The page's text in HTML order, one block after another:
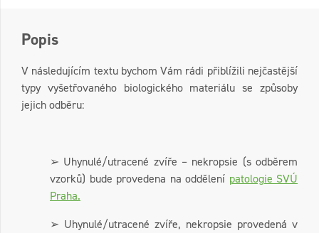
Popis
V následujícím textu bychom Vám rádi přiblížili nejčastější
typy vyšetřovaného biologického materiálu se způsoby
jejich odběru:
➢ Uhynulé/utracené zvíře – nekropsie (s odběrem
vzorků) bude provedena na oddělení patologie SVÚ
Praha.
➢ Uhynulé/utracené zvíře, nekropsie provedená v